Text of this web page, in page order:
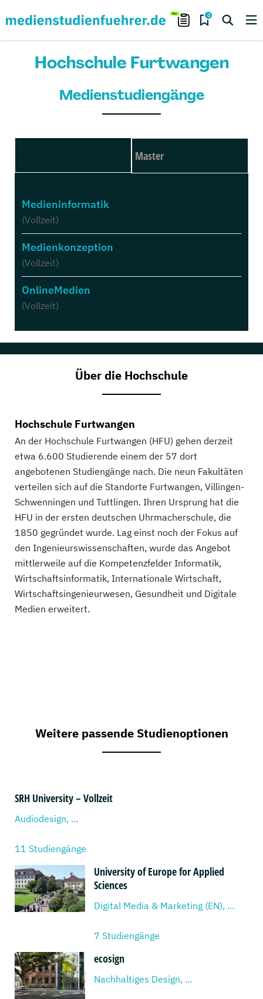
0
Hochschule Furtwangen
Medienstudiengänge
Master
Medieninformatik
(Vollzeit)
Medienkonzeption
(Vollzeit)
OnlineMedien
(Vollzeit)
Über die Hochschule
Hochschule Furtwangen
An der Hochschule Furtwangen (HFU) gehen derzeit
etwa 6.600 Studierende einem der 57 dort
angebotenen Studiengänge nach. Die neun Fakultäten
verteilen sich auf die Standorte Furtwangen, Villingen-
Schwenningen und Tuttlingen. Ihren Ursprung hat die
HFU in der ersten deutschen Uhrmacherschule, die
1850 gegründet wurde. Lag einst noch der Fokus auf
den Ingenieurswissenschaften, wurde das Angebot
mittlerweile auf die Kompetenzfelder Informatik,
Wirtschaftsinformatik, Internationale Wirtschaft,
Wirtschaftsingenieurwesen, Gesundheit und Digitale
Medien erweitert.
Weitere passende Studienoptionen
SRH University – Vollzeit
Audiodesign, ...
11 Studiengänge
University of Europe for Applied
Sciences
Digital Media & Marketing (EN), ...
7 Studiengänge
ecosign
Nachhaltiges Design, ...